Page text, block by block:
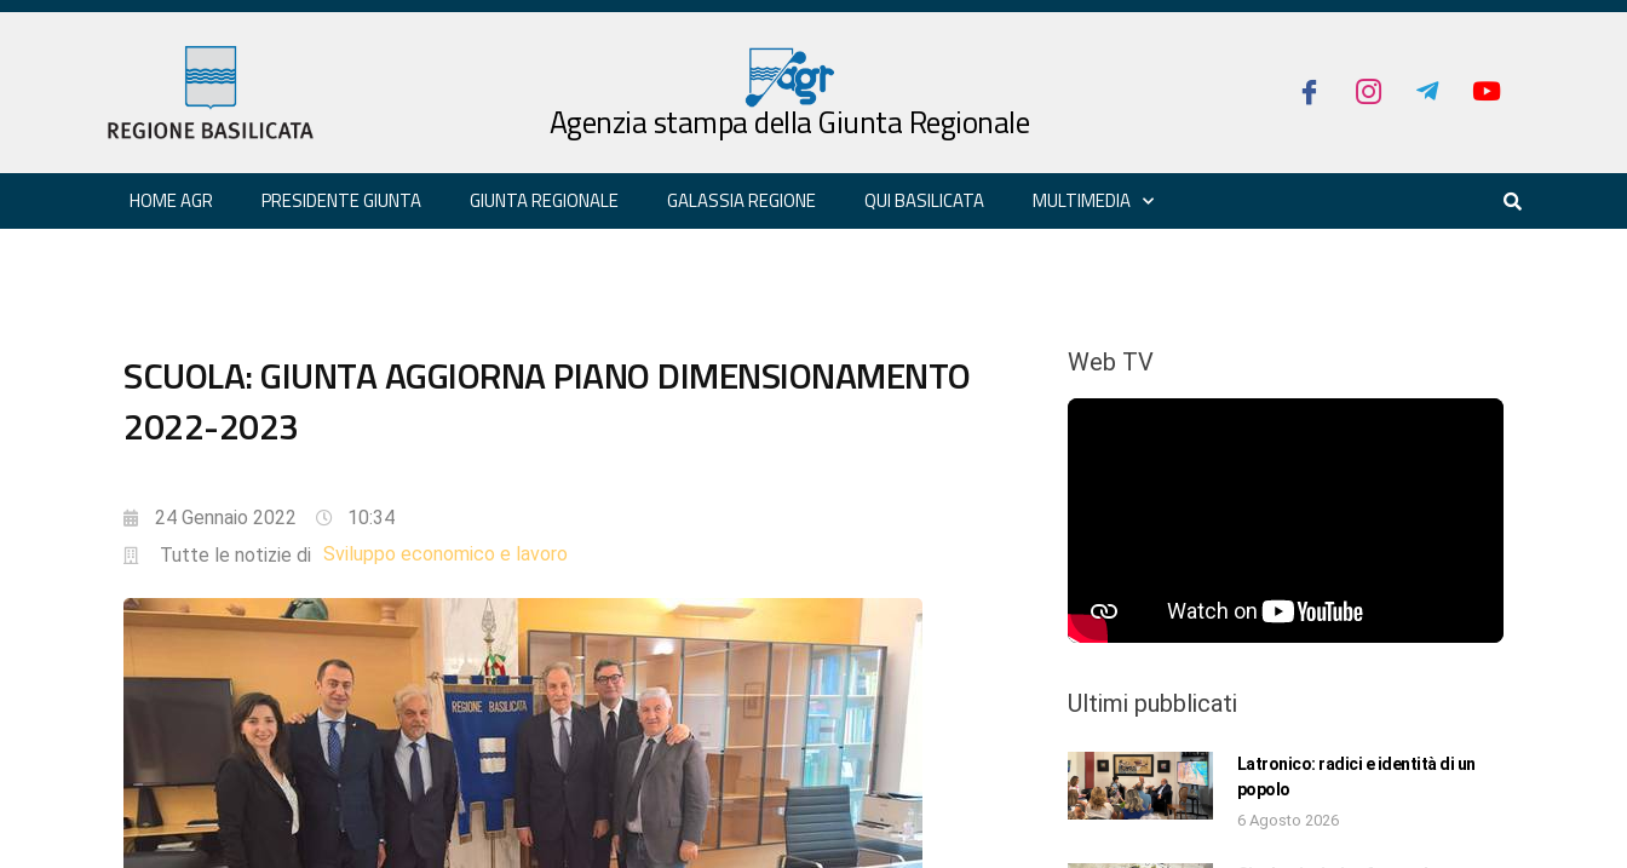
Agenzia stampa della Giunta Regionale
HOME AGR PRESIDENTE GIUNTA GIUNTA REGIONALE GALASSIA REGIONE QUI BASILICATA MULTIMEDIA
SCUOLA: GIUNTA AGGIORNA PIANO DIMENSIONAMENTO
2022-2023
24 Gennaio 2022
10:34
Tutte le notizie di Sviluppo economico e lavoro
Web TV
Ultimi pubblicati
Latronico: radici e identità di un
popolo
6 Agosto 2026